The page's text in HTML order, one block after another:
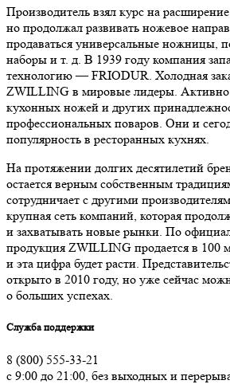
Производитель взял курс на
но продолжал развивать ножевое
продаваться универсальные ножницы,
наборы и т. д. В 1939 году компания
технологию — FRIODUR. Холодная
ZWILLING в мировые лидеры. Активно
кухонных ножей и других
профессиональных поваров. Они и
популярность в ресторанных кухнях.
На протяжении долгих десятилетий
остается верным собственным
сотрудничает с другими
крупная сеть компаний, которая
и захватывать новые рынки. По
продукция ZWILLING продается в 100
и эта цифра будет расти.
открыто в 2010 году, но уже сейчас
о больших успехах.
Служба поддержки
8 (800) 555-33-21
с 9:00 до 21:00, без выходных и